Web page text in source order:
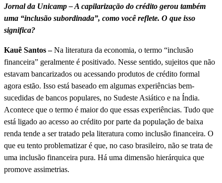
Jornal da Unicamp – A capilarização do crédito gerou também
uma “inclusão subordinada”, como você reflete. O que isso
significa?
Kauê Santos –Na literatura da economia, o termo “inclusão
financeira” geralmente é positivado. Nesse sentido, sujeitos que não
estavam bancarizados ou acessando produtos de crédito formal
agora estão. Isso está baseado em algumas experiências bem-
sucedidas de bancos populares, no Sudeste Asiático e na Índia.
Acontece que o termo é maior do que essas experiências. Tudo que
está ligado ao acesso ao crédito por parte da população de baixa
renda tende a ser tratado pela literatura como inclusão financeira. O
que eu tento problematizar é que, no caso brasileiro, não se trata de
uma inclusão financeira pura. Há uma dimensão hierárquica que
promove assimetrias.